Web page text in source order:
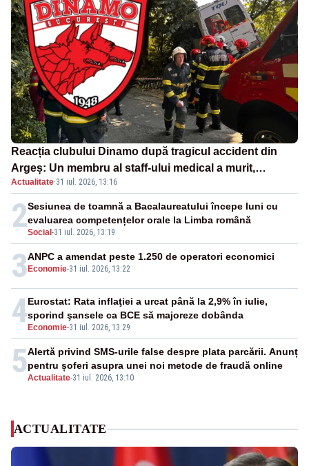
Reacția clubului Dinamo după tragicul accident din
Argeș: Un membru al staff-ului medical a murit,
antrenorul Adrian Ropotan este în spital
Actualitate·31 iul. 2026, 13:16
2Social -31 iul. 2026, 13:19
Sesiunea de toamnă a Bacalaureatului începe luni cu
evaluarea competențelor orale la Limba română
3 Economie-31 iul. 2026, 13:22
ANPC a amendat peste 1.250 de operatori economici
4 Economie-31 iul. 2026, 13:29
Eurostat: Rata inflaţiei a urcat până la 2,9% în iulie,
sporind şansele ca BCE să majoreze dobânda
5Actualitate-31 iul. 2026, 13:10
Alertă privind SMS-urile false despre plata parcării. Anunț
pentru șoferi asupra unei noi metode de fraudă online
ACTUALITATE